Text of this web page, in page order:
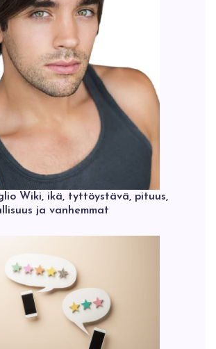
Wiki, ikä, tyttöystävä, pituus,
ja vanhemmat